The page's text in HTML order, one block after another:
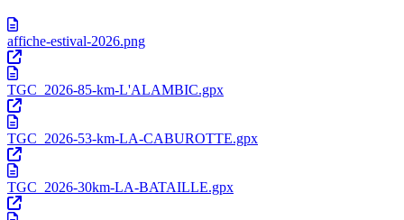
affiche-estival-2026.png
TGC_2026-85-km-L'ALAMBIC.gpx
TGC_2026-53-km-LA-CABUROTTE.gpx
TGC_2026-30km-LA-BATAILLE.gpx